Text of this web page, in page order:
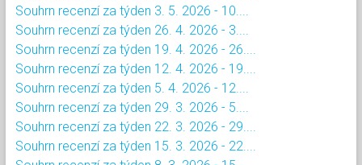
Souhrn recenzí za týden 3. 5. 2026 - 10....
Souhrn recenzí za týden 26. 4. 2026 - 3....
Souhrn recenzí za týden 19. 4. 2026 - 26....
Souhrn recenzí za týden 12. 4. 2026 - 19....
Souhrn recenzí za týden 5. 4. 2026 - 12....
Souhrn recenzí za týden 29. 3. 2026 - 5....
Souhrn recenzí za týden 22. 3. 2026 - 29....
Souhrn recenzí za týden 15. 3. 2026 - 22....